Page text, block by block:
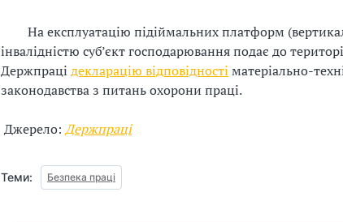
На експлуатацію підіймальних платформ
інвалідністю суб’єкт господарювання подає до
Держпраці декларацію відповідності матеріально-
законодавства з питань охорони праці.
Джерело: Держпраці
Теми: Безпека праці